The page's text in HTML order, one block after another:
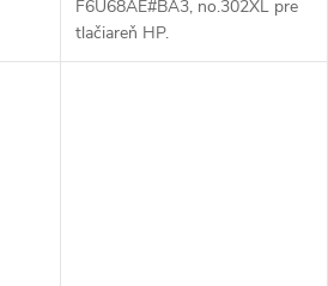
F6U68AE#BA3, no.302XL pre
tlačiareň HP.